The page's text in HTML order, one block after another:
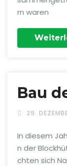
rn waren
Bau
29.
In diesem
n der
chten sich